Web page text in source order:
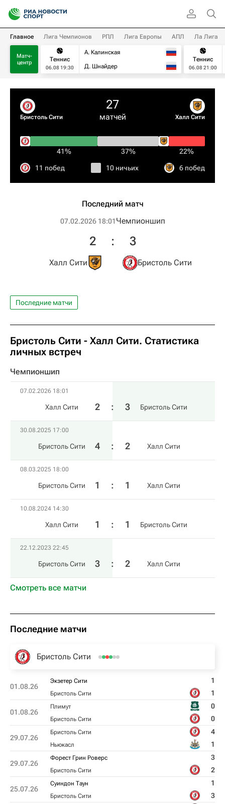
Главное Лига Чемпионов РПЛ Лига Европы АПЛ Ла Лига
Матч-
центр
Теннис
06.08 19:30
А. Калинская
Д. Шнайдер
Теннис
06.08 21:00
Бристоль Сити
27
матчей Халл Сити
41% 37% 22%
11 побед 10 ничьих 6 побед
Последний матч
07.02.2026 18:01 Чемпионшип
Халл Сити
2 : 3
Бристоль Сити
Последние матчи
Бристоль Сити - Халл Сити. Статистика
личных встреч
Чемпионшип
07.02.2026 18:01
Халл Сити 2 : 3 Бристоль Сити
30.08.2025 17:00
Бристоль Сити 4 : 2 Халл Сити
08.03.2025 18:00
Бристоль Сити 1 : 1 Халл Сити
10.08.2024 14:30
Халл Сити 1 : 1 Бристоль Сити
22.12.2023 22:45
Бристоль Сити 3 : 2 Халл Сити
Смотреть все матчи
Последние матчи
Бристоль Сити
01.08.26
Экзетер Сити 1
Бристоль Сити 1
01.08.26
Плимут 0
Бристоль Сити 0
29.07.26
Бристоль Сити 4
Ньюкасл 1
29.07.26
Форест Грин Роверс 3
Бристоль Сити 2
25.07.26
Суиндон Таун 1
Бристоль Сити 3